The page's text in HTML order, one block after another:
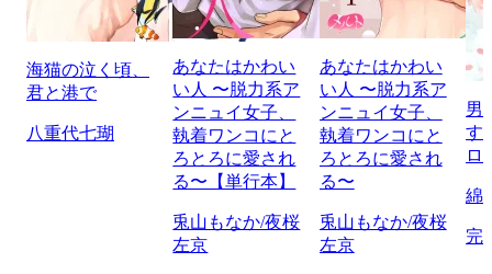
海猫の泣く頃、
君と港で
八重代七瑚
あなたはかわい
い人 〜脱力系ア
ンニュイ女子、
執着ワンコにと
ろとろに愛され
る〜【単行本】
兎山もなか/夜桜
左京
あなたはかわい
い人 〜脱力系ア
ンニュイ女子、
執着ワンコにと
ろとろに愛され
る〜
兎山もなか/夜桜
左京
男
す
ロ
綿
完